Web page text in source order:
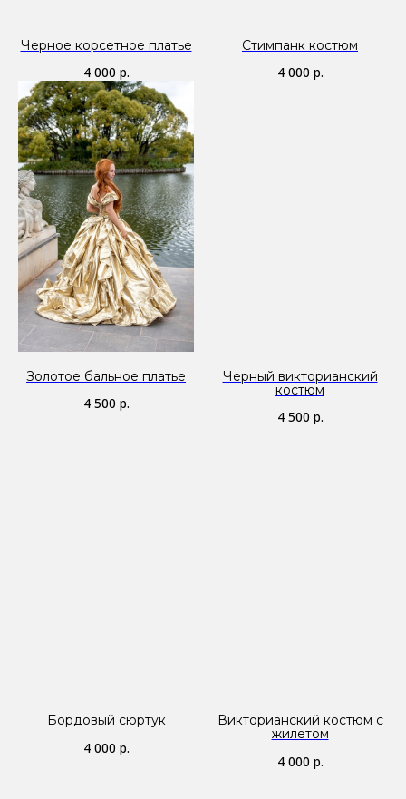
Черное корсетное платье
4 000 р.
Стимпанк костюм
4 000 р.
Золотое бальное платье
4 500 р.
Черный викторианский
костюм
4 500 р.
Бордовый сюртук
4 000 р.
Викторианский костюм с
жилетом
4 000 р.